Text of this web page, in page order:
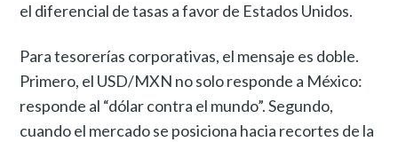
el diferencial de tasas a favor de Estados Unidos.
Para tesorerías corporativas, el mensaje es doble.
Primero, el USD/MXN no solo responde a México:
responde al “dólar contra el mundo”. Segundo,
cuando el mercado se posiciona hacia recortes de la